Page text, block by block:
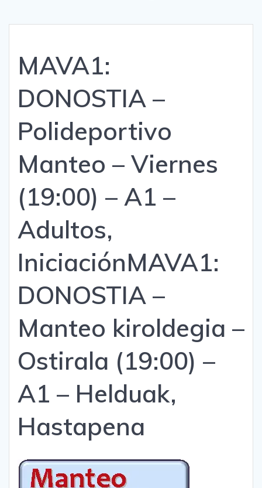
MAVA1:
DONOSTIA –
Polideportivo
Manteo – Viernes
(19:00) – A1 –
Adultos,
IniciaciónMAVA1:
DONOSTIA –
Manteo kiroldegia –
Ostirala (19:00) –
A1 – Helduak,
Hastapena